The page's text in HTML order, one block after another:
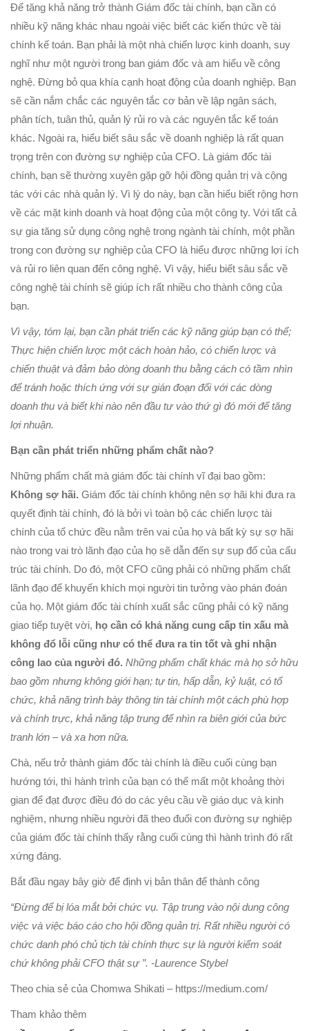
Để tăng khả năng trở thành Giám đốc tài chính, bạn cần có
nhiều kỹ năng khác nhau ngoài việc biết các kiến thức về tài
chính kế toán. Bạn phải là một nhà chiến lược kinh doanh, suy
nghĩ như một người trong ban giám đốc và am hiểu về công
nghệ. Đừng bỏ qua khía cạnh hoạt động của doanh nghiệp. Bạn
sẽ cần nắm chắc các nguyên tắc cơ bản về lập ngân sách,
phân tích, tuân thủ, quản lý rủi ro và các nguyên tắc kế toán
khác. Ngoài ra, hiểu biết sâu sắc về doanh nghiệp là rất quan
trọng trên con đường sự nghiệp của CFO. Là giám đốc tài
chính, bạn sẽ thường xuyên gặp gỡ hội đồng quản trị và cộng
tác với các nhà quản lý. Vì lý do này, bạn cần hiểu biết rộng hơn
về các mặt kinh doanh và hoạt động của một công ty. Với tất cả
sự gia tăng sử dụng công nghệ trong ngành tài chính, một phần
trong con đường sự nghiệp của CFO là hiểu được những lợi ích
và rủi ro liên quan đến công nghệ. Vì vậy, hiểu biết sâu sắc về
công nghệ tài chính sẽ giúp ích rất nhiều cho thành công của
bạn.
Vì vậy, tóm lại, bạn cần phát triển các kỹ năng giúp bạn có thể;
Thực hiện chiến lược một cách hoàn hảo, có chiến lược và
chiến thuật và đảm bảo dòng doanh thu bằng cách có tầm nhìn
để tránh hoặc thích ứng với sự gián đoạn đối với các dòng
doanh thu và biết khi nào nên đầu tư vào thứ gì đó mới để tăng
lợi nhuận.
Bạn cần phát triển những phẩm chất nào?
Những phẩm chất mà giám đốc tài chính vĩ đại bao gồm:
Không sợ hãi. Giám đốc tài chính không nên sợ hãi khi đưa ra
quyết định tài chính, đó là bởi vì toàn bộ các chiến lược tài
chính của tổ chức đều nằm trên vai của họ và bất kỳ sự sợ hãi
nào trong vai trò lãnh đạo của họ sẽ dẫn đến sự sụp đổ của cấu
trúc tài chính. Do đó, một CFO cũng phải có những phẩm chất
lãnh đạo để khuyến khích mọi người tin tưởng vào phán đoán
của họ. Một giám đốc tài chính xuất sắc cũng phải có kỹ năng
giao tiếp tuyệt vời, họ cần có khả năng cung cấp tin xấu mà
không đổ lỗi cũng như có thể đưa ra tin tốt và ghi nhận
công lao của người đó. Những phẩm chất khác mà họ sở hữu
bao gồm nhưng không giới hạn; tự tin, hấp dẫn, kỷ luật, có tổ
chức, khả năng trình bày thông tin tài chính một cách phù hợp
và chính trực, khả năng tập trung để nhìn ra biên giới của bức
tranh lớn – và xa hơn nữa.
Chà, nếu trở thành giám đốc tài chính là điều cuối cùng bạn
hướng tới, thì hành trình của bạn có thể mất một khoảng thời
gian để đạt được điều đó do các yêu cầu về giáo dục và kinh
nghiệm, nhưng nhiều người đã theo đuổi con đường sự nghiệp
của giám đốc tài chính thấy rằng cuối cùng thì hành trình đó rất
xứng đáng.
Bắt đầu ngay bây giờ để định vị bản thân để thành công
“Đừng để bị lóa mắt bởi chức vụ. Tập trung vào nội dung công
việc và việc báo cáo cho hội đồng quản trị. Rất nhiều người có
chức danh phó chủ tịch tài chính thực sự là người kiểm soát
chứ không phải CFO thật sự ”. -Laurence Stybel
Theo chia sẻ của Chomwa Shikati – https://medium.com/
Tham khảo thêm